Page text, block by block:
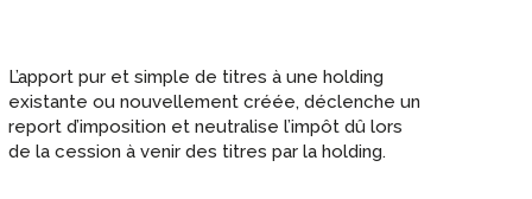
L’apport pur et simple de titres à une holding
existante ou nouvellement créée, déclenche un
report d’imposition et neutralise l’impôt dû lors
de la cession à venir des titres par la holding.